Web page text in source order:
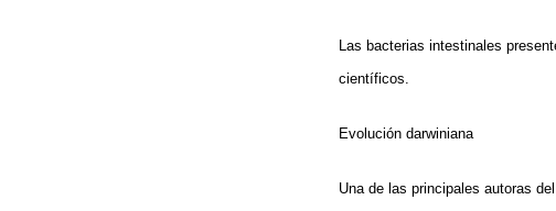
Las bacterias intestinales
científicos.
Evolución darwiniana
Una de las principales autoras